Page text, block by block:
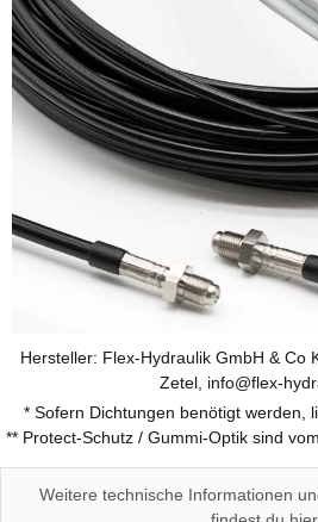
Hersteller: Flex-Hydraulik GmbH & Co
Zetel, info@flex-
* Sofern Dichtungen benötigt werden,
** Protect-Schutz / Gummi-Optik sind
Weitere technische Informationen